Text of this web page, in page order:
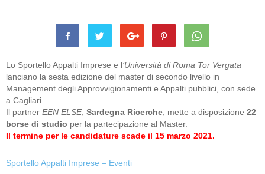
Lo Sportello Appalti Imprese e l‘Università di Roma Tor Vergata
lanciano la sesta edizione del master di secondo livello in
Management degli Approvvigionamenti e Appalti pubblici, con sede
a Cagliari.
Il partner EEN ELSE, Sardegna Ricerche , mette a disposizione 22
borse di studio per la partecipazione al Master.
Il termine per le candidature scade il 15 marzo 2021.
Sportello Appalti Imprese – Eventi